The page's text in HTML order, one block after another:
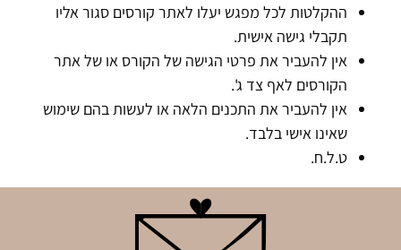
ההקלטות לכל מפגש יעלו לאתר קורסים סגור אליו
תקבלי גישה אישית.
אין להעביר את פרטי הגישה של הקורס או של אתר
הקורסים לאף צד ג'.
אין להעביר את התכנים הלאה או לעשות בהם שימוש
שאינו אישי בלבד.
ט.ל.ח.